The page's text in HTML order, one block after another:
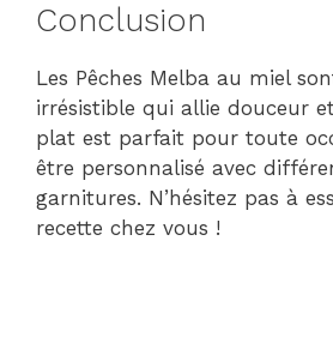
Conclusion
Les Pêches Melba au miel
irrésistible qui allie douceur
plat est parfait pour toute
être personnalisé avec
garnitures. N’hésitez pas à
recette chez vous !